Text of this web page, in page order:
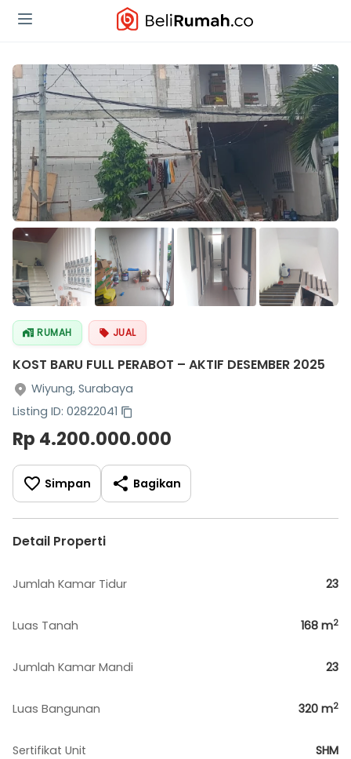
RUMAH JUAL
KOST BARU FULL PERABOT – AKTIF DESEMBER 2025
Wiyung, Surabaya
Listing ID: 02822041
Rp 4.200.000.000
Simpan Bagikan
Detail Properti
Jumlah Kamar Tidur 23
Luas Tanah 168 m2
Jumlah Kamar Mandi 23
Luas Bangunan 320 m2
Sertifikat Unit SHM